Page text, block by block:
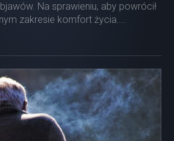
Na sprawieniu, aby powrócił
zakresie komfort życia....